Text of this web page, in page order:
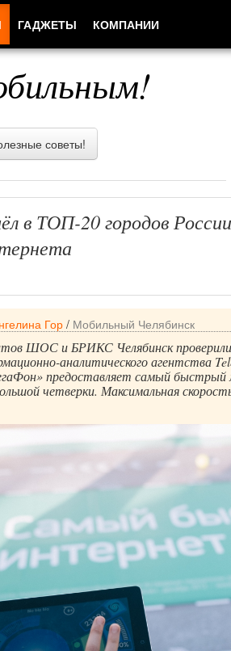
советы!
в ТОП-20 городов
Гор/ Мобильный Челябинск
ШОС и БРИКС Челябинск
аналитического агентства
предоставляет самый быстрый
четверки. Максимальная
ГАДЖЕТЫ КОМПАНИИ